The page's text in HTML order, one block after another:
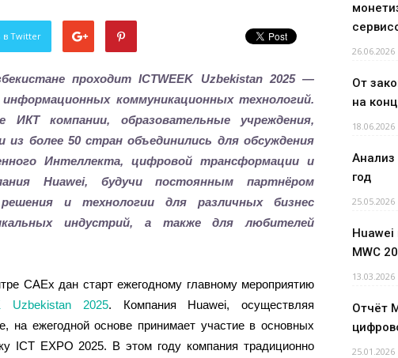
в Twitter
проходит ICTWEEK Uzbekistan 2025 —
коммуникационных технологий.
компании, образовательные учреждения,
более 50 стран объединились для обсуждения
Интеллекта, цифровой трансформации и
Huawei, будучи постоянным партнёром
и технологии для различных бизнес
индустрий, а также для любителей
CAEx дан старт ежегодному главному мероприятию
Uzbekistan 2025. Компания Huawei, осуществляя
на ежегодной основе принимает участие в основных
ICT EXPO 2025. В этом году компания традиционно
От
на
Анализ
год
Huawei
MWC
Отчёт